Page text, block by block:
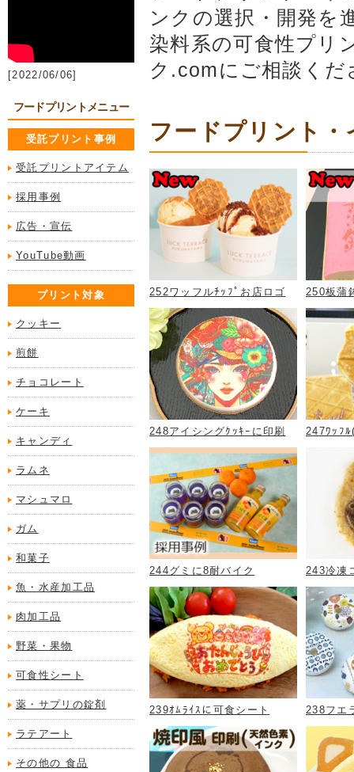
[2022/06/06]
フードプリントメニュー
受託プリント事例
受託プリントアイテム
採用事例
広告・宣伝
YouTube動画
プリント対象
クッキー
煎餅
チョコレート
ケーキ
キャンディ
ラムネ
マシュマロ
ガム
和菓子
魚・水産加工品
肉加工品
野菜・果物
可食性シート
薬・サプリの錠剤
ラテアート
その他の 食品
ンクの選択・開発を
染料系の可食性プリ
ク.comにご相談くだ
フードプリント
252ワッフルﾁｯﾌﾟお店ロゴ 250板蒲
248アイシングｸｯｷｰに印刷 247ﾜｯﾌﾙ
244グミに8耐バイク 243冷凍
239ｵﾑﾗｲｽに可食シート 238フエ